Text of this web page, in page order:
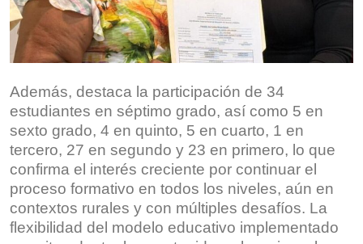
Además, destaca la participación de 34
estudiantes en séptimo grado, así como 5 en
sexto grado, 4 en quinto, 5 en cuarto, 1 en
tercero, 27 en segundo y 23 en primero, lo que
confirma el interés creciente por continuar el
proceso formativo en todos los niveles, aún en
contextos rurales y con múltiples desafíos. La
flexibilidad del modelo educativo implementado